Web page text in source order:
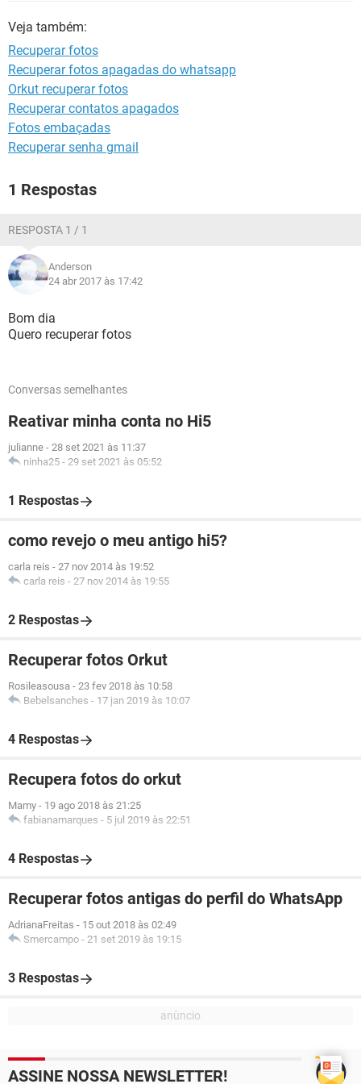
Veja também:
Recuperar fotos
Recuperar fotos apagadas do whatsapp
Orkut recuperar fotos
Recuperar contatos apagados
Fotos embaçadas
Recuperar senha gmail
1 Respostas
RESPOSTA 1 / 1
Anderson
24 abr 2017 às 17:42
Bom dia
Quero recuperar fotos
Conversas semelhantes
Reativar minha conta no Hi5
julianne - 28 set 2021 às 11:37
ninha25 - 29 set 2021 às 05:52
1 Respostas
como revejo o meu antigo hi5?
carla reis - 27 nov 2014 às 19:52
carla reis - 27 nov 2014 às 19:55
2 Respostas
Recuperar fotos Orkut
Rosileasousa - 23 fev 2018 às 10:58
Bebelsanches - 17 jan 2019 às 10:07
4 Respostas
Recupera fotos do orkut
Mamy - 19 ago 2018 às 21:25
fabianamarques - 5 jul 2019 às 22:51
4 Respostas
Recuperar fotos antigas do perfil do WhatsApp
AdrianaFreitas - 15 out 2018 às 02:49
Smercampo - 21 set 2019 às 19:15
3 Respostas
ASSINE NOSSA NEWSLETTER!